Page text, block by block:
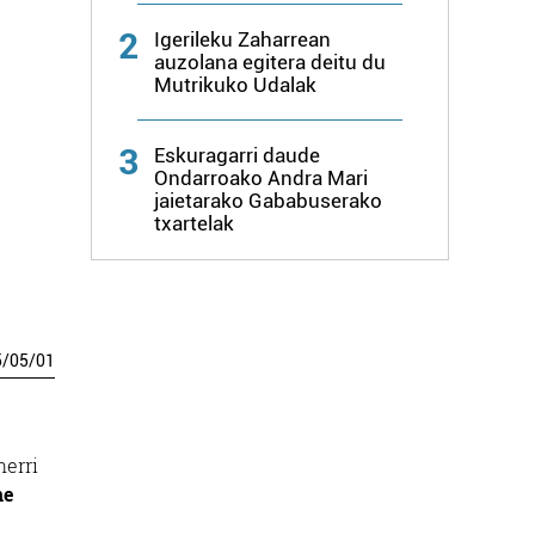
/05/01
2
Igerileku Zaharrean
auzolana egitera deitu du
Mutrikuko Udalak
3
Eskuragarri daude
Ondarroako Andra Mari
jaietarako Gababuserako
txartelak